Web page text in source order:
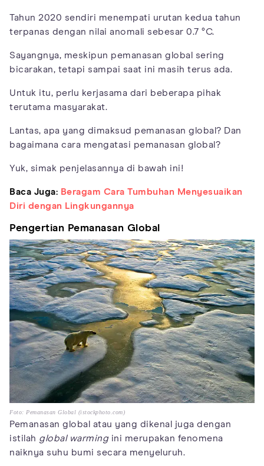
Tahun 2020 sendiri menempati urutan kedua tahun
terpanas dengan nilai anomali sebesar 0.7 °C.
Sayangnya, meskipun pemanasan global sering
bicarakan, tetapi sampai saat ini masih terus ada.
Untuk itu, perlu kerjasama dari beberapa pihak
terutama masyarakat.
Lantas, apa yang dimaksud pemanasan global? Dan
bagaimana cara mengatasi pemanasan global?
Yuk, simak penjelasannya di bawah ini!
Baca Juga: Beragam Cara Tumbuhan Menyesuaikan
Diri dengan Lingkungannya
Pengertian Pemanasan Global
Foto: Pemanasan Global (istockphoto.com)
Pemanasan global atau yang dikenal juga dengan
istilah global warmingini merupakan fenomena
naiknya suhu bumi secara menyeluruh.